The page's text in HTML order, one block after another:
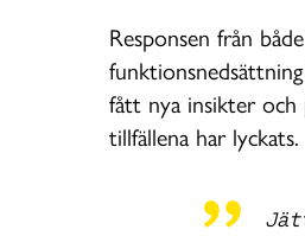
Responsen från
fått nya insikter och
tillfällena har lyckats.